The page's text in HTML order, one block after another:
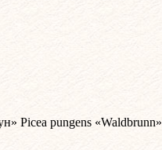
Picea pungens «Waldbrunn»